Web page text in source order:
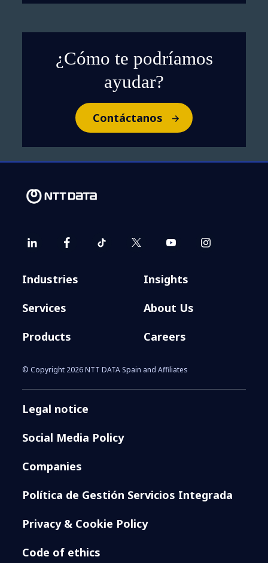
¿Cómo te podríamos
ayudar?
Contáctanos
Industries
Services
Products
Insights
About Us
Careers
© Copyright 2026 NTT DATA Spain and Affiliates
Legal notice
Social Media Policy
Companies
Política de Gestión Servicios Integrada
Privacy & Cookie Policy
Code of ethics